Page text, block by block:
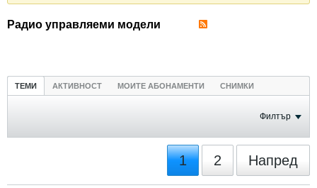
Радио управляеми модели
ТЕМИ АКТИВНОСТ МОИТЕ АБОНАМЕНТИ СНИМКИ
Филтър
1 2 Напред